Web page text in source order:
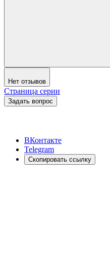
Нет отзывов
Страница серии
Задать вопрос
ВКонтакте
Telegram
Скопировать ссылку